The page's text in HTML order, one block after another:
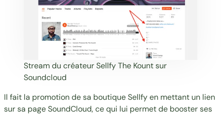
Stream du créateur SellfyThe Kountsur
Soundcloud
Il fait la promotion de sa boutique Sellfy en mettant un lien
sur sa page SoundCloud, ce qui lui permet de booster ses